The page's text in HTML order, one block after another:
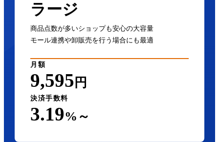
ラージ
商品点数が多いショップも安心の大容量
モール連携や卸販売を行う場合にも最適
月額
9,595 円
決済手数料
3.19%～